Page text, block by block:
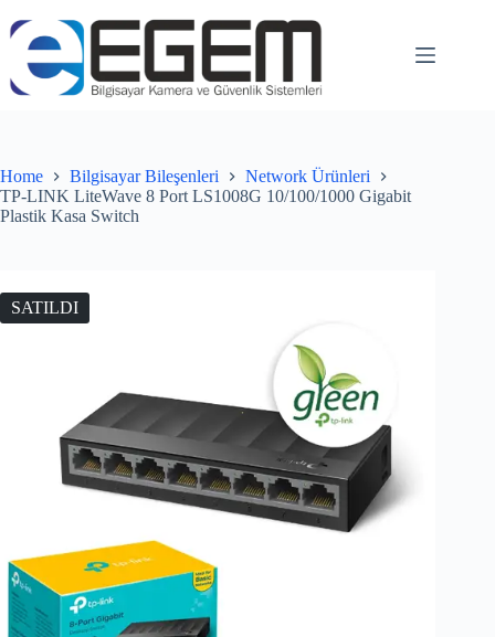
Home Bilgisayar Bileşenleri
Network Ürünleri
TP-LINK LiteWave 8 Port LS1008G 10/100/1000 Gigabit
Plastik Kasa Switch
SATILDI